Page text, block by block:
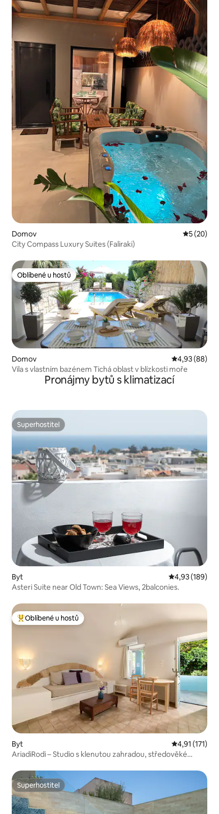
Domov Průměrné
5 (20)
City Compass Luxury Suites (Faliraki)
Oblíbené u hostů
Oblíbené u hostů
Domov Průměrné
4,93 (88)
Vila s vlastním bazénem Tichá oblast v blízkosti moře
Pronájmy bytů s klimatizací
Superhostitel
Superhostitel
Byt Průměrné
4,93 (189)
Asteri Suite near Old Town: Sea Views, 2balconies.
Nejlepší v kategorii Oblíbené u hostů
Oblíbené u hostů
Byt Průměrné
4,91 (171)
AriadiRodi – Studio s klenutou zahradou, středověké
Superhostitel
Superhostitel